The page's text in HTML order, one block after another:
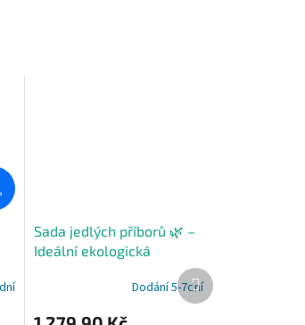
Sada jedlých příborů 🌿 –
Ideální ekologická
Dodání 5-7dní
Další
produkt